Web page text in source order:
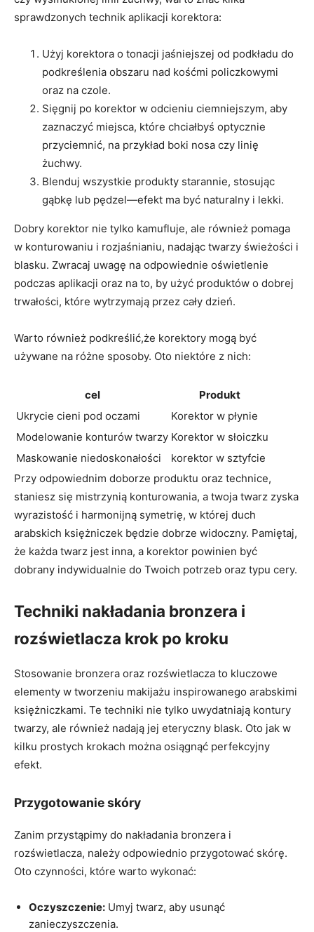
sprawdzonych technik⁤ aplikacji ⁤korektora:
Użyj korektora o ⁤tonacji ⁣jaśniejszej od podkładu ‌do
podkreślenia obszaru nad⁣ kośćmi policzkowymi
oraz na czole.
Sięgnij po korektor w odcieniu ciemniejszym, ⁢aby
zaznaczyć miejsca, które chciałbyś ​optycznie
przyciemnić, na⁣ przykład boki ‍nosa czy linię
żuchwy.
Blenduj​ wszystkie produkty starannie, stosując
gąbkę lub​ pędzel—efekt​ ma być naturalny‍ i lekki.
Dobry korektor ‌nie ‌tylko kamufluje, ale ‌również pomaga
w konturowaniu ⁢i​ rozjaśnianiu, nadając twarzy świeżości i
​blasku. Zwracaj uwagę ⁤na‌ odpowiednie oświetlenie
⁤podczas ⁤aplikacji⁣ oraz na to, by użyć produktów o⁢ dobrej
trwałości, które wytrzymają⁢ przez⁢ cały dzień.
Warto⁤ również ​podkreślić,że ‌korektory mogą być ​
używane ⁢na⁢ różne sposoby. Oto niektóre z nich:
cel
Produkt
Ukrycie‍ cieni pod oczami
Korektor w płynie
Modelowanie konturów twarzy Korektor​ w słoiczku
Maskowanie niedoskonałości
korektor w sztyfcie
Przy​ odpowiednim doborze produktu ⁢oraz ​technice,
staniesz się mistrzynią konturowania, a twoja twarz zyska
wyrazistość ⁤i harmonijną symetrię, w której duch
⁣arabskich ⁢księżniczek będzie dobrze widoczny. Pamiętaj,
że każda ⁢twarz jest inna, a korektor powinien być
dobrany​ indywidualnie do Twoich ⁤potrzeb oraz typu cery.
Techniki nakładania bronzera i
rozświetlacza ‌krok po ⁢kroku
Stosowanie bronzera⁢ oraz rozświetlacza to kluczowe
elementy w tworzeniu makijażu inspirowanego arabskimi
‌księżniczkami. ⁤Te techniki nie tylko uwydatniają kontury
twarzy, ale również nadają jej ‍eteryczny ‍blask. Oto ⁢jak ‌w
kilku prostych krokach ​można osiągnąć perfekcyjny⁢
efekt.
Przygotowanie‌ skóry
Zanim przystąpimy⁢ do nakładania ​bronzera i
rozświetlacza, należy odpowiednio przygotować skórę.​
Oto czynności, ⁤które⁢ warto wykonać:
Oczyszczenie: Umyj twarz, aby‌ usunąć
zanieczyszczenia.